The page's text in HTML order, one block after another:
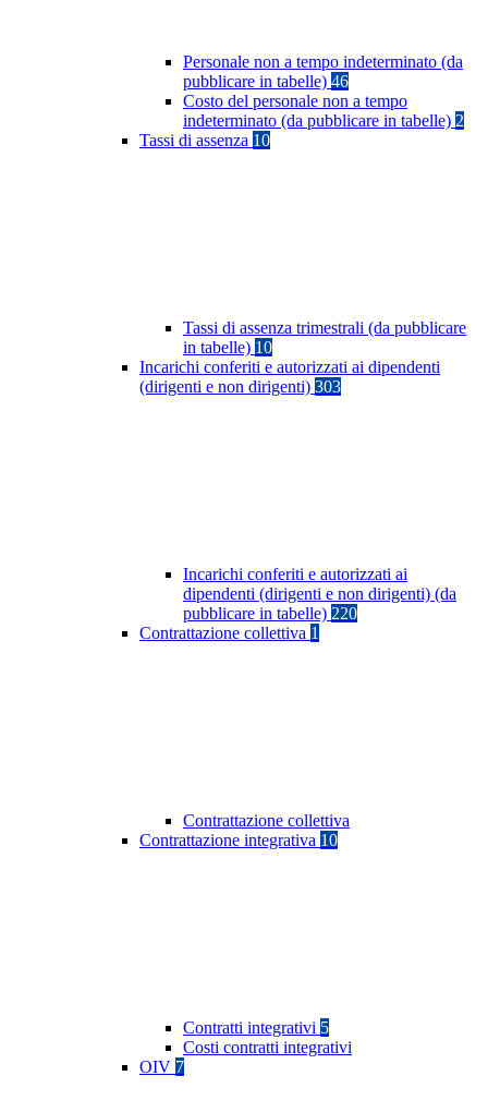
Personale non a tempo indeterminato (da
pubblicare in tabelle) 46
Costo del personale non a tempo
indeterminato (da pubblicare in tabelle) 2
Tassi di assenza 10
Tassi di assenza trimestrali (da pubblicare
in tabelle) 10
Incarichi conferiti e autorizzati ai dipendenti
(dirigenti e non dirigenti) 303
Incarichi conferiti e autorizzati ai
dipendenti (dirigenti e non dirigenti) (da
pubblicare in tabelle) 220
Contrattazione collettiva 1
Contrattazione collettiva
Contrattazione integrativa 10
Contratti integrativi 5
Costi contratti integrativi
OIV 7